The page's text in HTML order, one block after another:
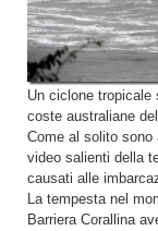
Un ciclone tropicale
coste australiane
Come al solito sono
video salienti della
causati alle
La tempesta nel
Barriera Corallina